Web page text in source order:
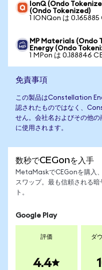
IonQ (Ondo
(Ondo Tokenized)
1 IONQon は 0.165885
MP Materials (Ondo
Energy (Ondo
1 MPon は 0.188846
免責事項
この製品はConstellation
認されたものではなく、
せん。会社名およびその他
に使用されます。
数秒でCEGonを入手
MetaMaskでCEGonを購入
スワップ。最も信頼される暗
ト。
Google Play
評価
4.4
ダ